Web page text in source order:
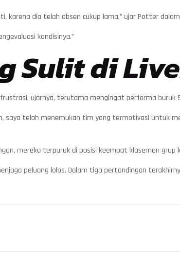
karena dia telah absen cukup lama,” ujar Potter
kondisinya.”
Sulit di
ujarnya, terutama mengingat performa buruk
saya telah menemukan tim yang termotivasi untuk
mereka terpuruk di posisi keempat klasemen grup
peluang lolos. Dalam tiga pertandingan